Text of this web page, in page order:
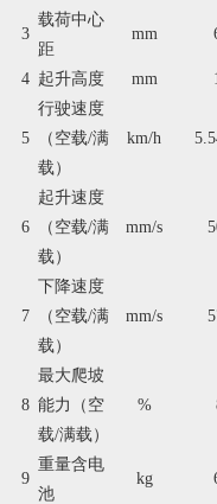
3
载荷中心
距
mm
4 起升高度 mm
5
行驶速度
（空载/满
载）
km/h
6
起升速度
（空载/满
载）
mm/s
7
下降速度
（空载/满
载）
mm/s
8
最大爬坡
能力（空
载/满载）
%
9
重量含电
池
kg